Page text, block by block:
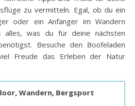
zu vermitteln. Egal, ob du ein
oder ein Anfänger im Wandern
was du für deine nächsten
Besuche den Boofeladen
Freude das Erleben der Natur
Wandern, Bergsport